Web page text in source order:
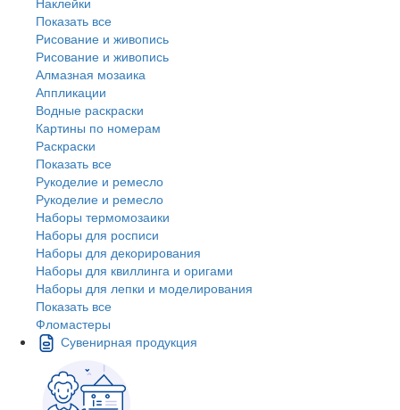
Показать все
Рисование и живопись
Рисование и живопись
Алмазная мозаика
Аппликации
Водные раскраски
Картины по номерам
Раскраски
Показать все
Рукоделие и ремесло
Рукоделие и ремесло
Наборы термомозаики
Наборы для росписи
Наборы для декорирования
Наборы для квиллинга и оригами
Наборы для лепки и моделирования
Показать все
Фломастеры
Сувенирная продукция